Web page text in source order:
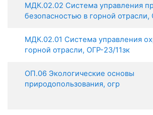
МДК.02.02 Система управления
безопасностью в горной отрасли,
МДК.02.01 Система управления
горной отрасли, ОГР-23/11зк
ОП.06 Экологические основы
природопользования, огр